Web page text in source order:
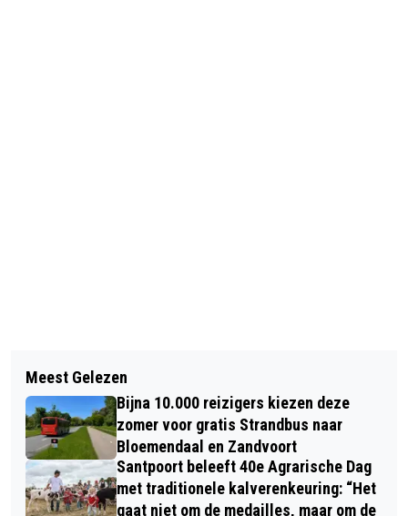
HAARLEMSE THEATERMAKER
GEOFFREY COURCHAINE MAAKT ER
GEEN THEATER VAN WANNEER HIJ
VERTELT OVER ZIJN LEVENSLOOP
MOOIE TENTOONSTELLING TE ZIEN
VAN ZEVEN KUNSTENAARS IN
GALERIE BLOEMENDAAL
Meest Gelezen
Bijna 10.000 reizigers kiezen deze
zomer voor gratis Strandbus naar
Bloemendaal en Zandvoort
Santpoort beleeft 40e Agrarische Dag
met traditionele kalverenkeuring: “Het
gaat niet om de medailles, maar om de